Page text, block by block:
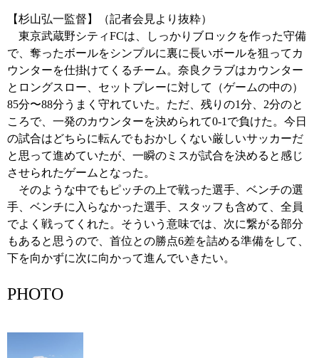
【杉山弘一監督】（記者会見より抜粋）
東京武蔵野シティFCは、しっかりブロックを作った守備
で、奪ったボールをシンプルに裏に長いボールを狙ってカ
ウンターを仕掛けてくるチーム。奈良クラブはカウンター
とロングスロー、セットプレーに対して（ゲームの中の）
85分〜88分うまく守れていた。ただ、残りの1分、2分のと
ころで、一発のカウンターを決められて0-1で負けた。今日
の試合はどちらに転んでもおかしくない厳しいサッカーだ
と思って進めていたが、一瞬のミスが試合を決めると感じ
させられたゲームとなった。
そのような中でもピッチの上で戦った選手、ベンチの選
手、ベンチに入らなかった選手、スタッフも含めて、全員
でよく戦ってくれた。そういう意味では、次に繋がる部分
もあると思うので、首位との勝点6差を詰める準備をして、
下を向かずに次に向かって進んでいきたい。
PHOTO